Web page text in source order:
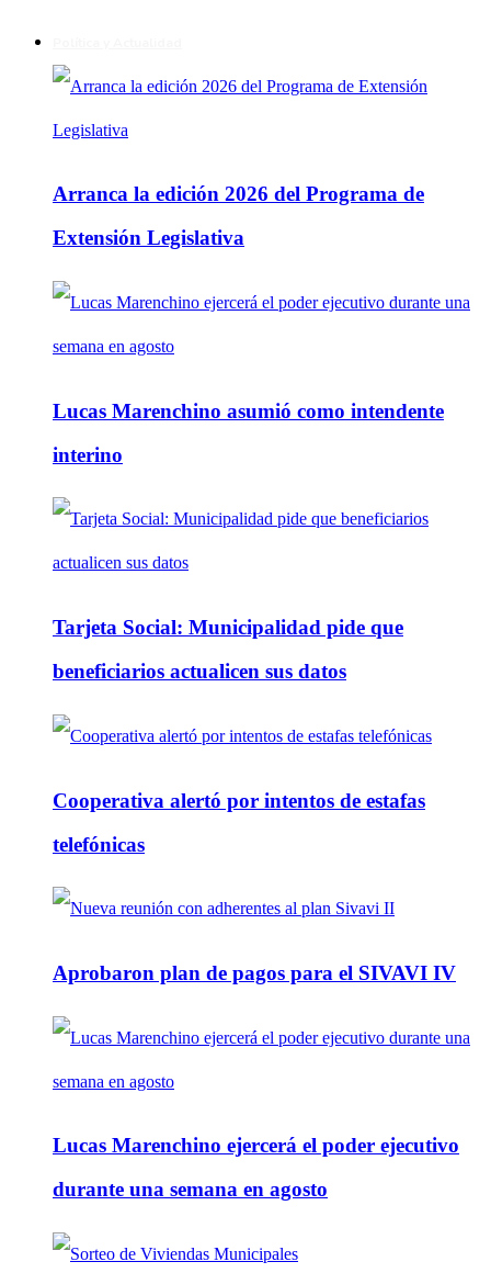
Arranca la edición 2026 del Programa de
Extensión Legislativa
Lucas Marenchino asumió como intendente
interino
Tarjeta Social: Municipalidad pide que
beneficiarios actualicen sus datos
Cooperativa alertó por intentos de estafas
telefónicas
Aprobaron plan de pagos para el SIVAVI IV
Lucas Marenchino ejercerá el poder ejecutivo
durante una semana en agosto